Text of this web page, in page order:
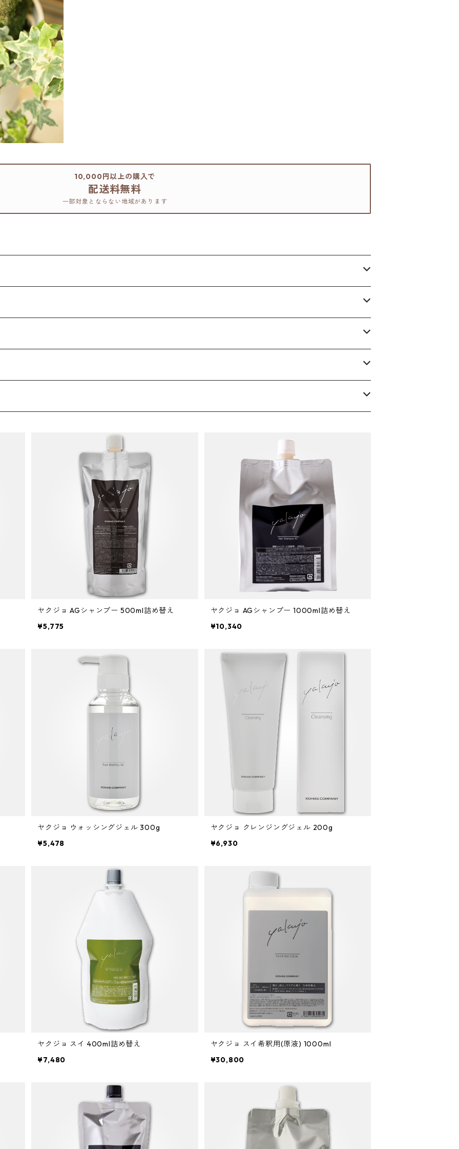
10,000円以上の購入で
配送料無料
一部対象とならない地域があります
ヤクジョ AGシャンプー 500ml詰め替え
¥5,775
ヤクジョ AGシャンプー 1000ml詰め替え
¥10,340
ヤクジョ ウォッシングジェル 300g
¥5,478
ヤクジョ クレンジングジェル 200g
¥6,930
ヤクジョ スイ 400ml詰め替え
¥7,480
ヤクジョ スイ希釈用(原液) 1000ml
¥30,800